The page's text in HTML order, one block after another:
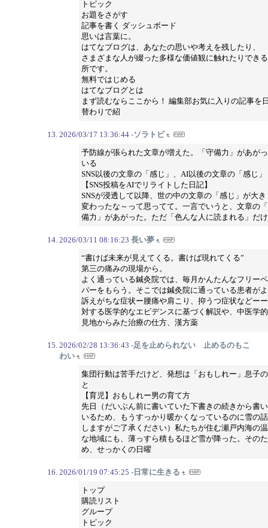
トピック
お題をさがす
記事を書く ダッシュボード
思いは言葉に。
はてなブログは、あなたの思いや考えを残したり、
さまざまな人が綴った多様な価値観に触れたりでき
所です。
無料ではじめる
はてなブログとは
まず読むならここから！ 編集部お気に入りの記事を
替わりで紹
2026/03/17 13:36:44 -ソラトビ
予防線が張られた文章が増えた。「守備力」があが
いる
SNS以後の文章の「感じ」、AI以後の文章の「感じ」
【SNS投稿をAIでリライトした日記】
SNSが浸透して以降、世の中の文章の「感じ」が大き
変わったな～って思ってて。一言でいうと、文章の
備力」があがった。ただ「色んな人に読まれる」だ
2026/03/11 08:16:23 長い夢
“書けば未来が見えてくる。書けば現れてくる”
第三の痛みの現場から。
よく通っている鍼灸院では、毎月かんたんなフリー
パーをもらう。そこでは鍼灸院に通っている患者が
訴えがちな症状ー腰痛や肩こり、抑うつ症状などー
対する医学的なエビデンスに基づく解説や、中医学
見地からみた治療の仕方、漢方薬
2026/02/28 13:36:43 -足を止められない 止めるのもこ
わい
集団行動は苦手だけど、発想は「おもしれー」息子
と
【育児】おもしれー男の育て方
先日（だいぶん前に書いていた下書きの続きから書
いるため、もうすっかり暖かくなっているのに雪の
しますがご了承ください）私たちが住む瀬戸内海の
な地域にも、薄っすら積もるほど雪が降った。そのた
め、せっかくの日曜
2026/01/19 07:45:25 -日常に生きる
トップ
購読リスト
グループ
トピック